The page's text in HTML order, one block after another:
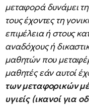
μεταφορά δυνάμει
τους έχοντες τη
επιμέλεια ή στους
αναδόχους ή
μαθητών που
μαθητές εάν αυτοί
των μεταφορικών
υγιείς (ικανοί για